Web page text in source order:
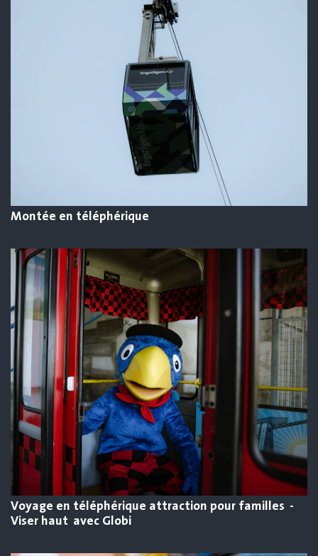
Montée en téléphérique
Voyage en téléphérique attraction pour familles -
Viser haut avec Globi